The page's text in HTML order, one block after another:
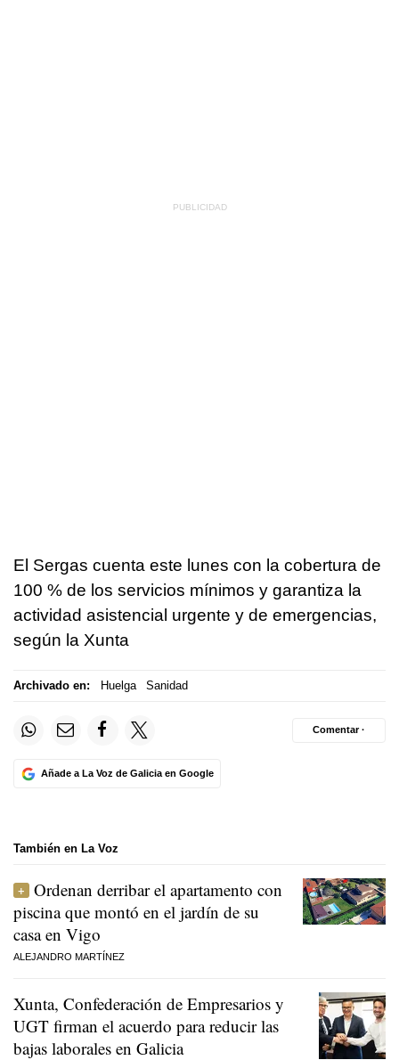
El Sergas cuenta este lunes con la cobertura de
100 % de los servicios mínimos y garantiza la
actividad asistencial urgente y de emergencias,
según la Xunta
Archivado en: Huelga Sanidad
Añade a La Voz de Galicia en Google
Comentar ·
También en La Voz
Ordenan derribar el apartamento con
piscina que montó en el jardín de su
casa en Vigo
ALEJANDRO MARTÍNEZ
Xunta, Confederación de Empresarios y
UGT firman el acuerdo para reducir las
bajas laborales en Galicia